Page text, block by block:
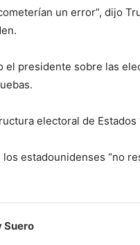
un error”, dijo
el presidente sobre las
electoral de Estados
estadounidenses “no
Suero